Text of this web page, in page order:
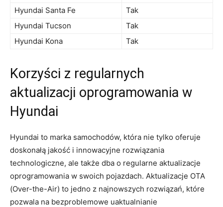
Hyundai Santa Fe
Tak
Hyundai Tucson
Tak
Hyundai Kona
Tak
Korzyści z regularnych⁤
aktualizacji oprogramowania w
Hyundai
Hyundai to marka samochodów, która⁤ nie tylko oferuje
doskonałą⁣ jakość⁣ i innowacyjne rozwiązania
technologiczne, ale także dba‌ o regularne aktualizacje
oprogramowania ‍w swoich pojazdach. Aktualizacje OTA
(Over-the-Air) to ​jedno z najnowszych rozwiązań, które
‌pozwala na bezproblemowe uaktualnianie